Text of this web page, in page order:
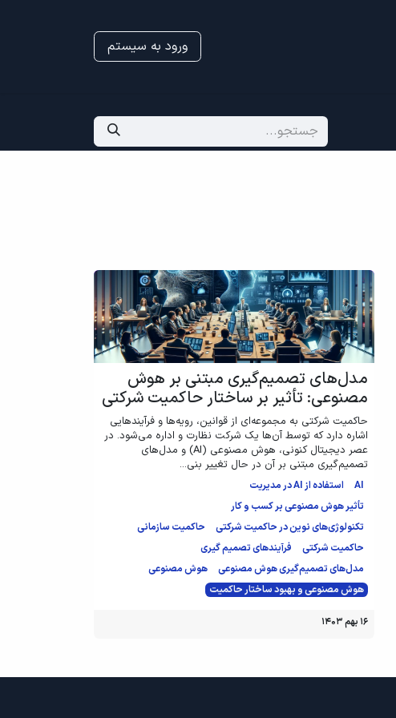
ورود به سیستم
مدل‌های تصمیم‌گیری مبتنی بر هوش
مصنوعی: تأثیر بر ساختار حاکمیت شرکتی
حاکمیت شرکتی به مجموعه‌ای از قوانین، رویه‌ها و فرآیندهایی
اشاره دارد که توسط آن‌ها یک شرکت نظارت و اداره می‌شود. در
عصر دیجیتال کنونی، هوش مصنوعی (AI) و مدل‌های
تصمیم‌گیری مبتنی بر آن در حال تغییر بنی...
AI
استفاده از AI در مدیریت
تأثیر هوش مصنوعی بر کسب و کار
تکنولوژی‌های نوین در حاکمیت شرکتی
حاکمیت سازمانی
حاکمیت شرکتی
فرآیندهای تصمیم گیری
مدل‌های تصمیم‌گیری هوش مصنوعی
هوش مصنوعی
هوش مصنوعی و بهبود ساختار حاکمیت
۱۶ بهم ۱۴۰۳